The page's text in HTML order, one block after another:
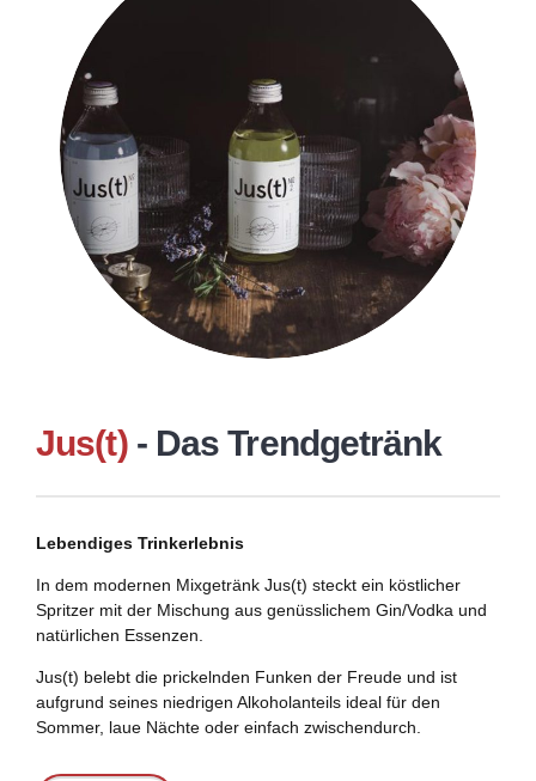
Jus(t) - Das Trendgetränk
Lebendiges Trinkerlebnis
In dem modernen Mixgetränk Jus(t) steckt ein köstlicher
Spritzer mit der Mischung aus genüsslichem Gin/Vodka und
natürlichen Essenzen.
Jus(t) belebt die prickelnden Funken der Freude und ist
aufgrund seines niedrigen Alkoholanteils ideal für den
Sommer, laue Nächte oder einfach zwischendurch.